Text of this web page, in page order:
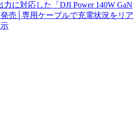
力に対応した「DJI Power 140W GaN
売│専用ケーブルで充電状況をリア